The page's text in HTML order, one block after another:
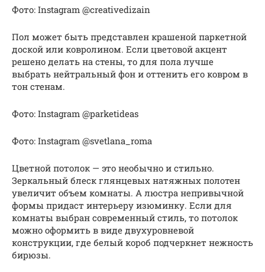
Фото: Instagram @creativedizain
Пол может быть представлен крашеной паркетной
доской или ковролином. Если цветовой акцент
решено делать на стены, то для пола лучше
выбрать нейтральный фон и оттенить его ковром в
тон стенам.
Фото: Instagram @parketideas
Фото: Instagram @svetlana_roma
Цветной потолок — это необычно и стильно.
Зеркальный блеск глянцевых натяжных полотен
увеличит объем комнаты. А люстра непривычной
формы придаст интерьеру изюминку. Если для
комнаты выбран современный стиль, то потолок
можно оформить в виде двухуровневой
конструкции, где белый короб подчеркнет нежность
бирюзы.